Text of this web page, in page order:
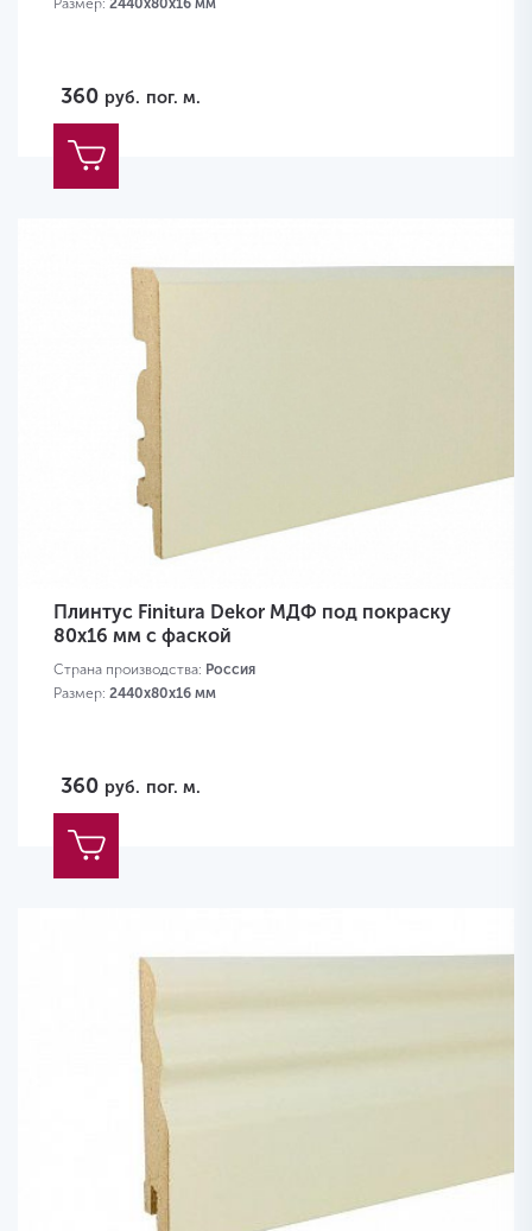
Размер: 2440х80х16 мм
360 руб. пог. м.
Плинтус Finitura Dekor МДФ под покраску
80x16 мм с фаской
Страна производства: Россия
Размер: 2440х80х16 мм
360 руб. пог. м.